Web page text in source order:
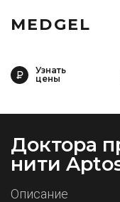
MEDGEL
Узнать
цены
Доктора
нити
Описание